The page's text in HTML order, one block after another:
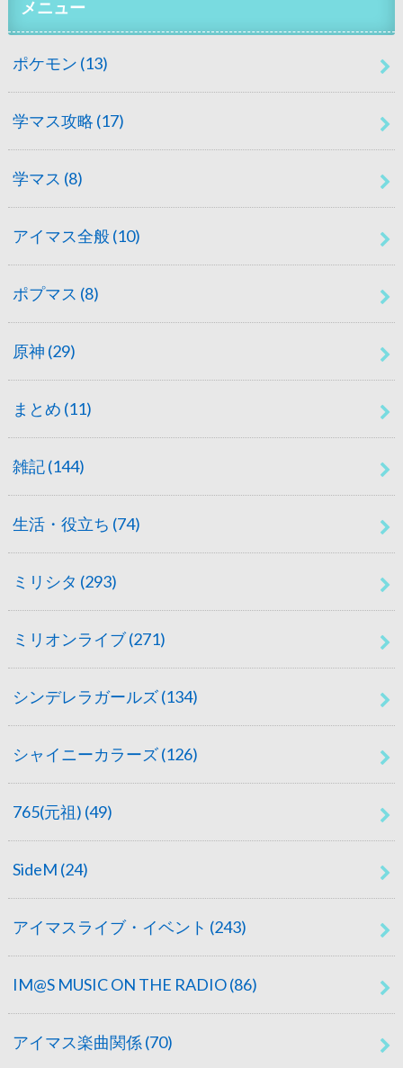
メニュー
ポケモン (13)
学マス攻略 (17)
学マス (8)
アイマス全般 (10)
ポプマス (8)
原神 (29)
まとめ (11)
雑記(144)
生活・役立ち (74)
ミリシタ (293)
ミリオンライブ(271)
シンデレラガールズ(134)
シャイニーカラーズ(126)
765(元祖) (49)
SideM (24)
アイマスライブ・イベント (243)
IM@S MUSIC ON THE RADIO(86)
アイマス楽曲関係 (70)